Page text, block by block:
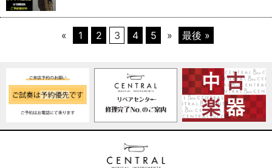
« 1 2 3 4 5 » 最後 »